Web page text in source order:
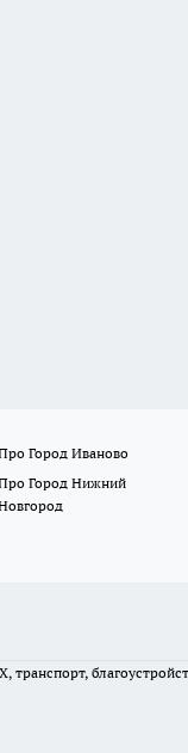
Город Иваново
Город Нижний